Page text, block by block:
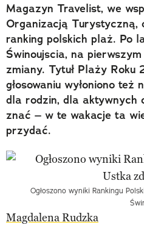
Magazyn Travelist, we
Organizacją Turystyczną,
ranking polskich plaż. Po
Świnoujscia, na pierwszym
zmiany. Tytuł Plaży Roku
głosowaniu wyłoniono też
dla rodzin, dla aktywnych
znać – w te wakacje ta
przydać.
Ogłoszono wyniki Rankingu
Magdalena Rudzka